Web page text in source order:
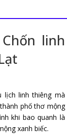
linh
lịch linh thiêng mà
phố thơ mộng
khi bao quanh là
xanh biếc.